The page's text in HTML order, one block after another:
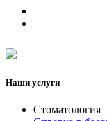
Наши услуги
Стоматология